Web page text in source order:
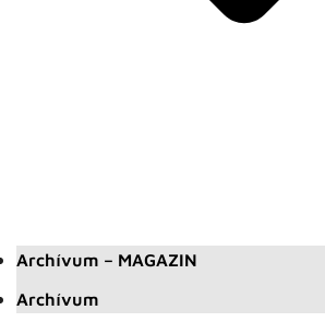
Archívum – MAGAZIN
Archívum